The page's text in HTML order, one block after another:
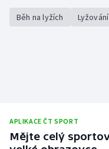
Rychlostní kanoistika
Triatlon
Běh na lyžích
APLIKACE ČT SPORT
Mějte celý